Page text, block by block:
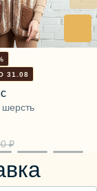
31.08
₽